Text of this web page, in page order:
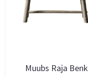
Muubs Raja Benk